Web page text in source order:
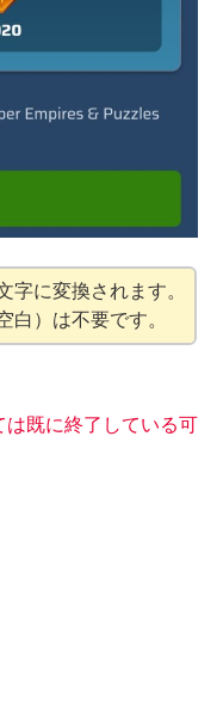
字に変換されます。
白）は不要です。
既に終了している可